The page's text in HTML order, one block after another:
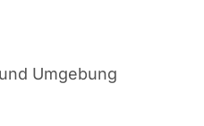
Umgebung